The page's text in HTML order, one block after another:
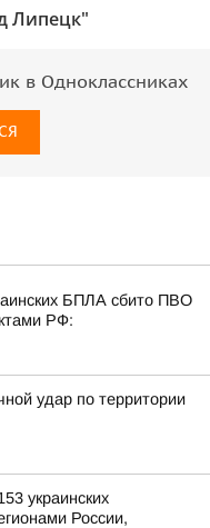
Липецк"
в Одноклассниках
БПЛА сбито ПВО
РФ:
удар по территории
украинских
России,